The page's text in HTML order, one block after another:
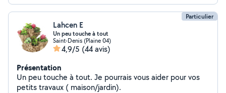
Particulier
Lahcen E
Un peu touche à tout
Saint-Denis (Plaine 04)
4,9/5 (44 avis)
Présentation
Un peu touche à tout. Je pourrais vous aider pour vos
petits travaux ( maison/jardin).